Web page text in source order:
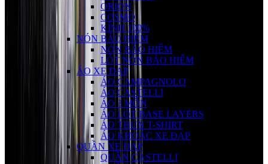
ORION
COSMO
KÍNH 100%
NÓN BẢO HIỂM
NÓN BẢO HIỂM
LÓT NÓN BẢO HIỂM
ÁO XE ĐẠP
ÁO CAMPAGNOLO
ÁO CASTELLI
ÁO 3 MÔN
ÁO LÓT BASE LAYERS
ÁO THUN T-SHIRT
ÁO KHOÁC XE ĐẠP
QUẦN XE ĐẠP
QUẦN CASTELLI